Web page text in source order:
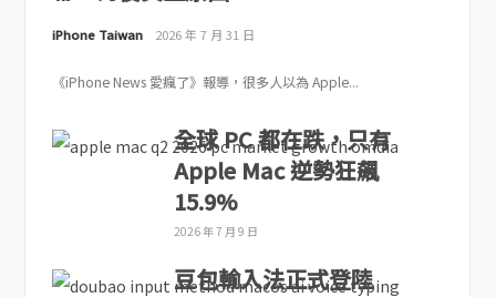
iPhone Taiwan 2026 年 7 月 31 日
《iPhone News 愛瘋了》報導，很多人以為 Apple...
全球 PC 都在跌，只有
Apple Mac 逆勢狂飆
15.9%
2026 年 7 月 9 日
豆包輸入法正式登陸